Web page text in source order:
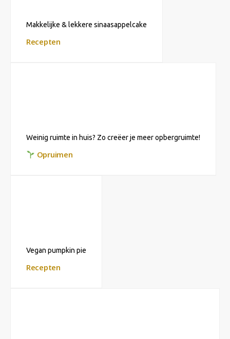
Makkelijke & lekkere sinaasappelcake
Recepten
Weinig ruimte in huis? Zo creëer je meer opbergruimte!
Opruimen
Vegan pumpkin pie
Recepten